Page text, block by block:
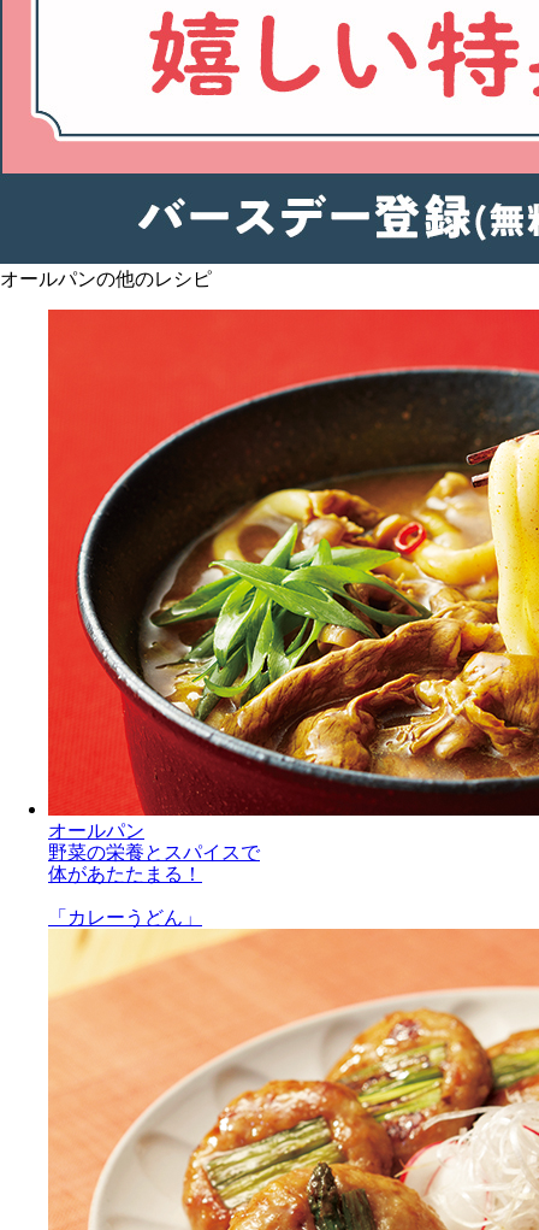
オールパンの他のレシピ
オールパン
野菜の栄養とスパイスで
体があたたまる！
「カレーうどん」